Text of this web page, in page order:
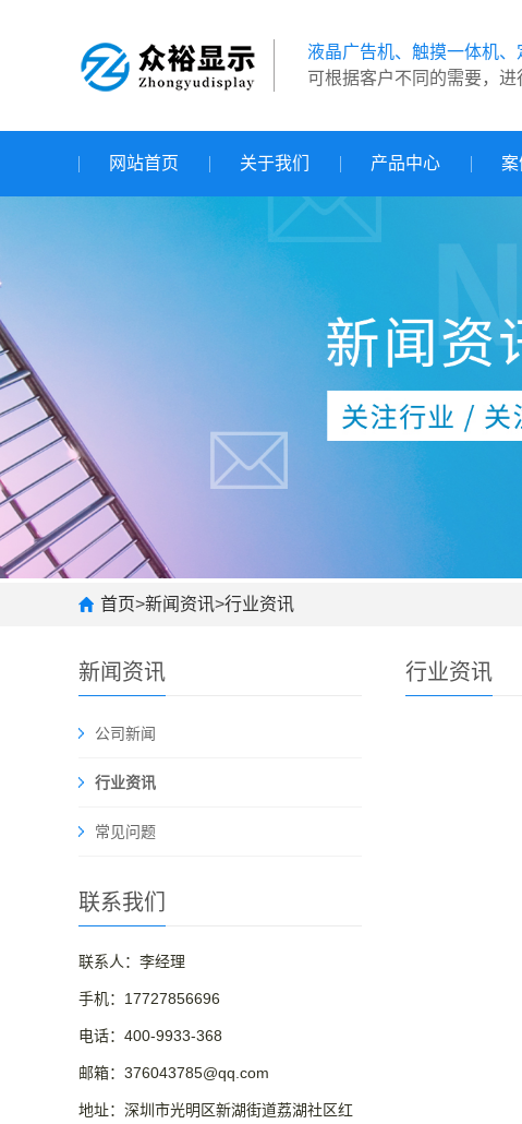
液晶广告机、触摸一体机
可根据客户不同的需要，
网站首页 关于我们 产品中心 案
首页>新闻资讯>行业资讯
新闻资讯
公司新闻
行业资讯
常见问题
联系我们
联系人：李经理
手机：17727856696
电话：400-9933-368
邮箱：376043785@qq.com
地址：深圳市光明区新湖街道荔湖社区红
行业资讯